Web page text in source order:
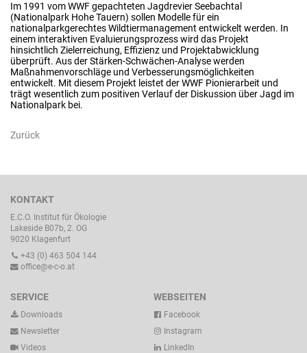
Im 1991 vom WWF gepachteten Jagdrevier Seebachtal
(Nationalpark Hohe Tauern) sollen Modelle für ein
nationalparkgerechtes Wildtiermanagement entwickelt werden. In
einem interaktiven Evaluierungsprozess wird das Projekt
hinsichtlich Zielerreichung, Effizienz und Projektabwicklung
überprüft. Aus der Stärken-Schwächen-Analyse werden
Maßnahmenvorschläge und Verbesserungsmöglichkeiten
entwickelt. Mit diesem Projekt leistet der WWF Pionierarbeit und
trägt wesentlich zum positiven Verlauf der Diskussion über Jagd im
Nationalpark bei.
Zurück
KONTAKT
E.C.O. Institut für Ökologie
Lakeside B07b, 2. OG
9020 Klagenfurt
+43 (0) 463 504 144
office@e-c-o.at
SERVICE
Downloads
Newsletter
Videos
WEBSEITEN
Facebook
Instagram
LinkedIn